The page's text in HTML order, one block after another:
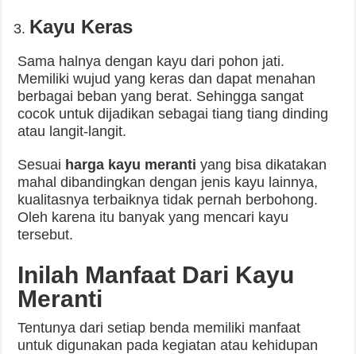
Kayu Keras
Sama halnya dengan kayu dari pohon jati.
Memiliki wujud yang keras dan dapat menahan
berbagai beban yang berat. Sehingga sangat
cocok untuk dijadikan sebagai tiang tiang dinding
atau langit-langit.
Sesuai harga kayu merantiyang bisa dikatakan
mahal dibandingkan dengan jenis kayu lainnya,
kualitasnya terbaiknya tidak pernah berbohong.
Oleh karena itu banyak yang mencari kayu
tersebut.
Inilah Manfaat Dari Kayu
Meranti
Tentunya dari setiap benda memiliki manfaat
untuk digunakan pada kegiatan atau kehidupan